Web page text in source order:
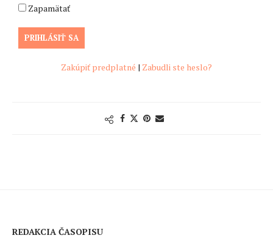
Zapamätať
Zakúpiť predplatné | Zabudli ste heslo?
REDAKCIA ČASOPISU